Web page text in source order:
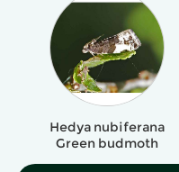
Hedya nubiferana
Green budmoth